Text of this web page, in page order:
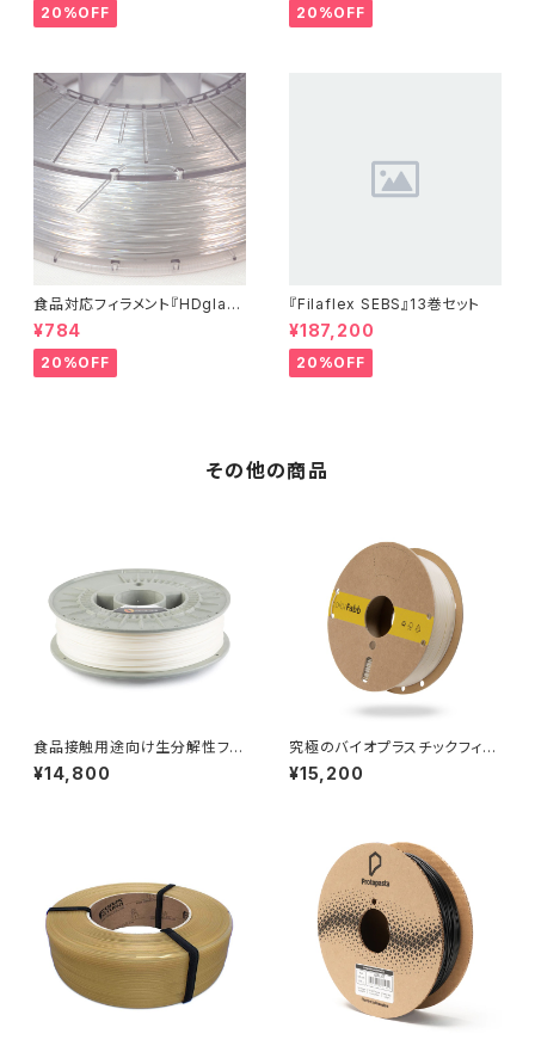
20%OFF 20%OFF
食品対応フィラメント『HDglas
s』：お試しサンプル 10M
¥784
20%OFF
『Filaflex SEBS』13巻セット
¥187,200
20%OFF
その他の商品
食品接触用途向け生分解性フィ
ラメント『NonOilen』
¥14,800
究極のバイオプラスチックフィラ
メント『allPHA』
¥15,200